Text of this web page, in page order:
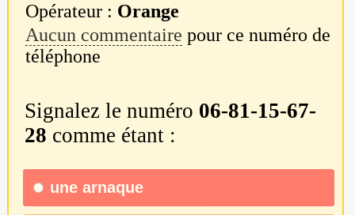
Opérateur : Orange
Aucun commentaire pour ce numéro de
téléphone
Signalez le numéro 06-81-15-67-
28 comme étant :
une arnaque